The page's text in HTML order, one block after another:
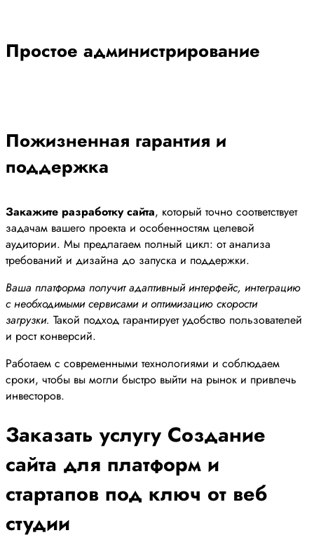
Простое администрирование
Пожизненная гарантия и
поддержка
Закажите разработку сайта, который точно соответствует
задачам вашего проекта и особенностям целевой
аудитории. Мы предлагаем полный цикл: от анализа
требований и дизайна до запуска и поддержки.
Ваша платформа получит адаптивный интерфейс, интеграцию
с необходимыми сервисами и оптимизацию скорости
загрузки. Такой подход гарантирует удобство пользователей
и рост конверсий.
Работаем с современными технологиями и соблюдаем
сроки, чтобы вы могли быстро выйти на рынок и привлечь
инвесторов.
Заказать услугу Создание
сайта для платформ и
стартапов под ключ от веб
студии